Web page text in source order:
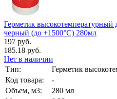
Герметик
черный (до +1500°С) 280мл
197 руб.
185.18 руб.
Нет в наличии
Тип:
Герметик
Код товара:
-
Объем, м3:
280 мл